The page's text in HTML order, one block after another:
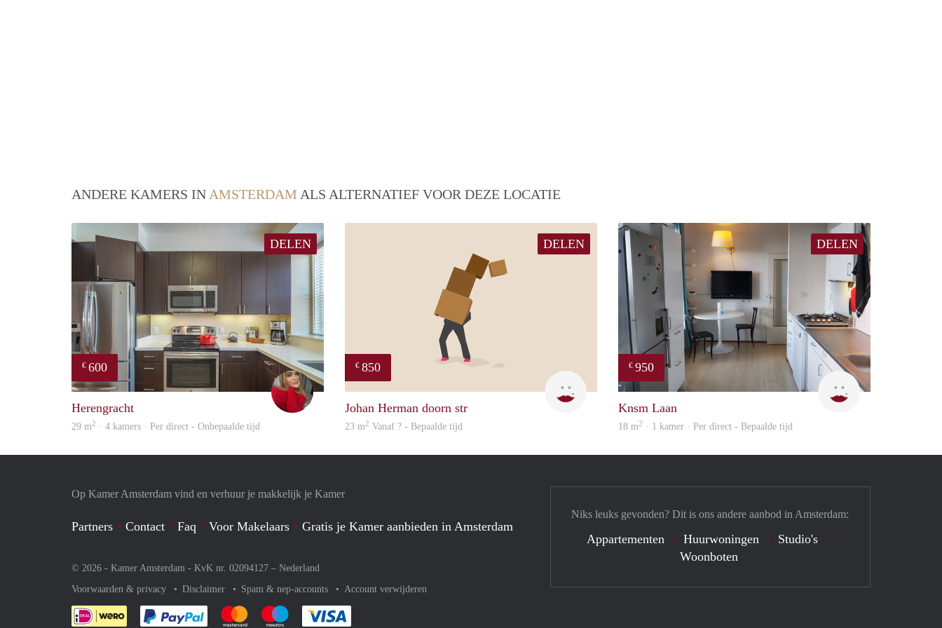
ANDERE KAMERS IN AMSTERDAM ALS ALTERNATIEF VOOR DEZE LOCATIE
DELEN
€ 600
fenne
Herengracht
29 m2 · 4 kamers · Per direct - Onbepaalde tijd
DELEN
€ 850
Johan Herman doorn str
23 m2 Vanaf ? - Bepaalde tijd
DELEN
€ 950
Knsm Laan
18 m2 · 1 kamer · Per direct - Bepaalde tijd
Op Kamer Amsterdam vind en verhuur je makkelijk je Kamer
Partners Contact Faq Voor Makelaars Gratis je Kamer aanbieden in Amsterdam
© 2026 - Kamer Amsterdam - KvK nr. 02094127 – Nederland
Voorwaarden & privacy
Disclaimer Spam & nep-accounts Account verwijderen
Je rekent gemakkelijk af met Paypal
Je rekent gemakkelijk af met Mastercard
Je rekent gemakkelijk af met Meastro
Niks leuks gevonden? Dit is ons andere aanbod in Amsterdam:
Appartementen Huurwoningen
Studio's
Woonboten